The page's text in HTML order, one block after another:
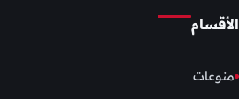
الأقسام
منوعات